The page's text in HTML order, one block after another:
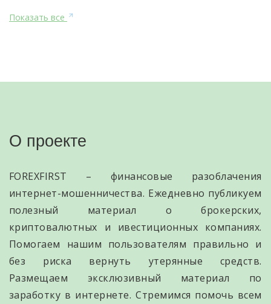
Показать все
О проекте
FOREXFIRST – финансовые разоблачения
интернет-мошенничества. Ежедневно публикуем
полезный материал о брокерских,
криптовалютных и ивестиционных компаниях.
Помогаем нашим пользователям правильно и
без риска вернуть утерянные средств.
Размещаем эксклюзивный материал по
заработку в интернете. Стремимся помочь всем